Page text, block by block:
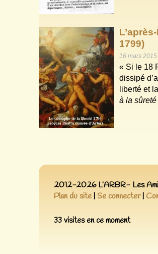
1799)
16 mars 2015
« Si le 18
dissipé
liberté et
à la
2012-2026 L’ARBR- Les
Plan du site| Se connecter|
33 visites en ce moment